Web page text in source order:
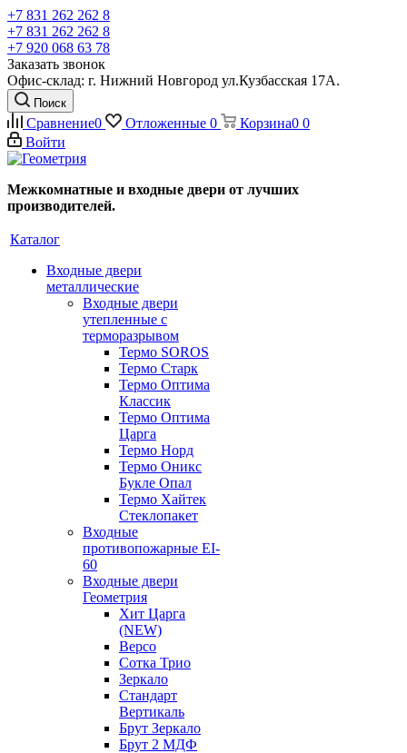
+7 831 262 262 8
+7 831 262 262 8
+7 920 068 63 78
Заказать звонок
Офис-склад: г. Нижний Новгород ул.Кузбасская 17А.
Поиск
Сравнение0 Отложенные 0 Корзина0 0
Войти
Межкомнатные и входные двери от лучших
производителей.
Каталог
Входные двери
металлические
Входные двери
утепленные с
терморазрывом
Термо SOROS
Термо Старк
Термо Оптима
Классик
Термо Оптима
Царга
Термо Норд
Термо Оникс
Букле Опал
Термо Хайтек
Стеклопакет
Входные
противопожарные EI-
60
Входные двери
Геометрия
Хит Царга
(NEW)
Версо
Сотка Трио
Зеркало
Стандарт
Вертикаль
Брут Зеркало
Брут 2 МДФ